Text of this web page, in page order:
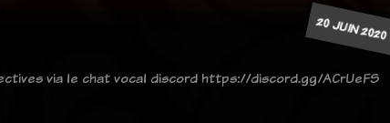
20 JUIN 2020
via le chat vocal discord https://discord.gg/ACrUeFS